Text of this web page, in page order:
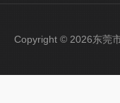
Copyright © 2026东莞